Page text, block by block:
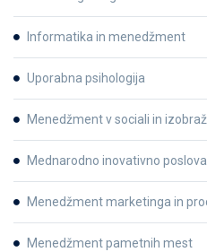
Informatika in menedžment
Uporabna psihologija
Menedžment v sociali in
Mednarodno inovativno
Menedžment marketinga in
Menedžment pametnih mest